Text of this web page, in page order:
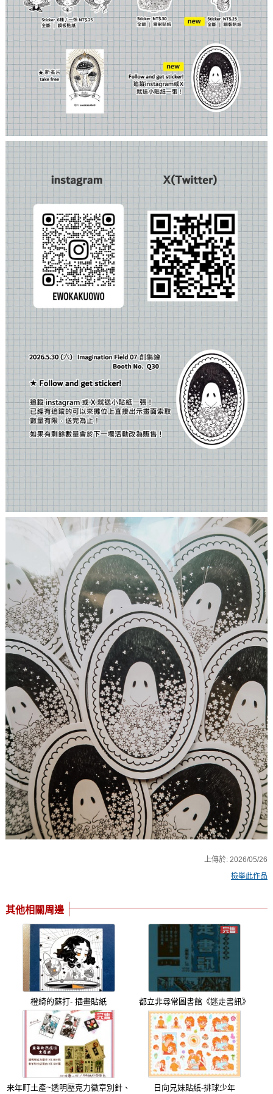
上傳於:2026/05/26
檢舉此作品
其他相關周邊
橙綺的蘇打- 插畫貼紙 都立非尋常圖書館《迷走書訊》
来年町土產~透明壓克力徽章別針、 日向兄妹貼紙-排球少年